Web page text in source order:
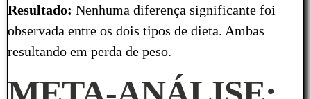
Resultado: Nenhuma diferença significante foi
observada entre os dois tipos de dieta. Ambas
resultando em perda de peso.